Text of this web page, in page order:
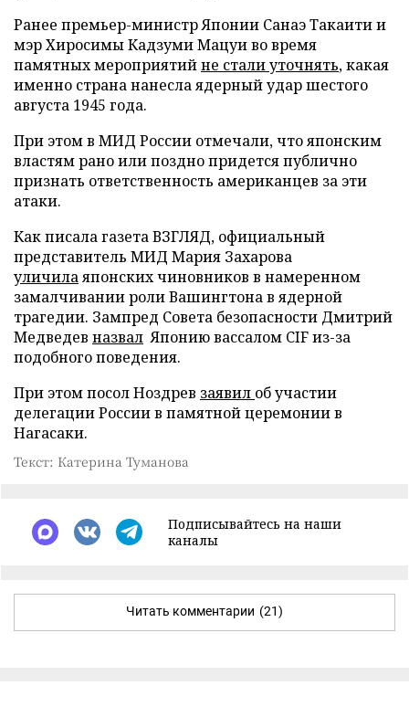
Ранее премьер-министр Японии Санаэ Такаити и
мэр Хиросимы Кадзуми Мацуи во время
памятных мероприятийне стали уточнять, какая
именно страна нанесла ядерный удар шестого
августа 1945 года.
При этом в МИД России отмечали, что японским
властям рано или поздно придется публично
признать ответственность американцев за эти
атаки.
Как писала газета ВЗГЛЯД, официальный
представитель МИД Мария Захарова
уличилаяпонских чиновников в намеренном
замалчивании роли Вашингтона в ядерной
трагедии. Зампред Совета безопасности Дмитрий
Медведев назвал Японию вассалом CIF из-за
подобного поведения.
При этом посол Ноздрев заявил об участии
делегации России в памятной церемонии в
Нагасаки.
Текст: Катерина Туманова
Подписывайтесь на наши
каналы
Читать комментарии (21)